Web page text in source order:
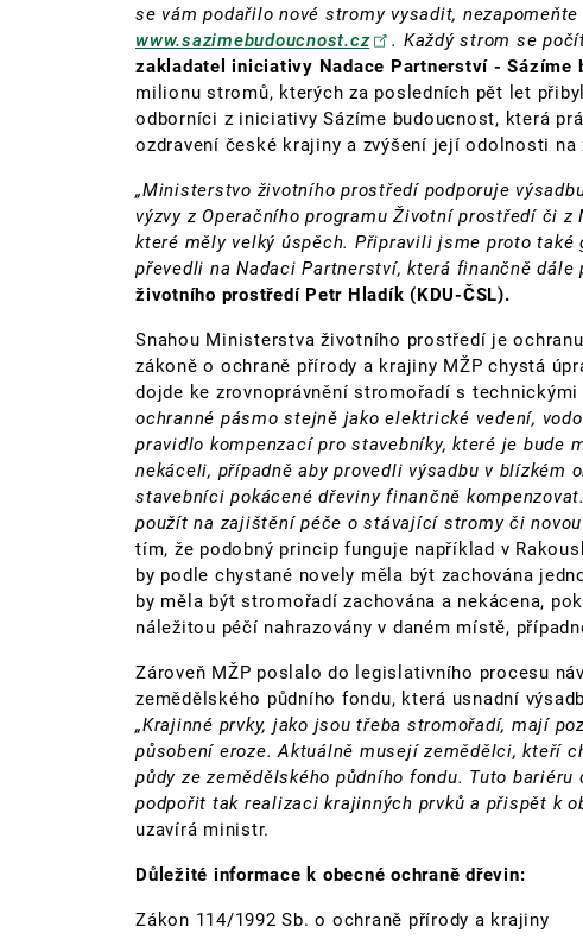
se vám podařilo nové stromy vysadit,
www.sazimebudoucnost.cz
. Každý strom se
zakladatel iniciativy Nadace Partnerství - Sázíme
milionu stromů, kterých za posledních pět let
odborníci z iniciativy Sázíme budoucnost, která
ozdravení české krajiny a zvýšení její odolnosti
„Ministerstvo životního prostředí podporuje
výzvy z Operačního programu Životní prostředí či
které měly velký úspěch. Připravili jsme proto také
převedli na Nadaci Partnerství, která finančně dále
životního prostředí Petr Hladík (KDU-ČSL).
Snahou Ministerstva životního prostředí je
zákoně o ochraně přírody a krajiny MŽP chystá
dojde ke zrovnoprávnění stromořadí s
ochranné pásmo stejně jako elektrické vedení,
pravidlo kompenzací pro stavebníky, které je bude
nekáceli, případně aby provedli výsadbu v blízkém
stavebníci pokácené dřeviny finančně
použít na zajištění péče o stávající stromy či
tím, že podobný princip funguje například v
by podle chystané novely měla být zachována
by měla být stromořadí zachována a nekácena,
náležitou péčí nahrazovány v daném místě,
Zároveň MŽP poslalo do legislativního procesu
zemědělského půdního fondu, která usnadní
„Krajinné prvky, jako jsou třeba stromořadí, mají
působení eroze. Aktuálně musejí zemědělci, kteří
půdy ze zemědělského půdního fondu. Tuto
podpořit tak realizaci krajinných prvků a přispět k
uzavírá ministr.
Důležité informace k obecné ochraně dřevin:
Zákon 114/1992 Sb. o ochraně přírody a krajiny